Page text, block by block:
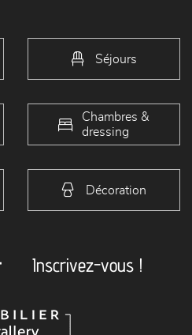
Séjours
Chambres &
dressing
Décoration
Inscrivez-vous !